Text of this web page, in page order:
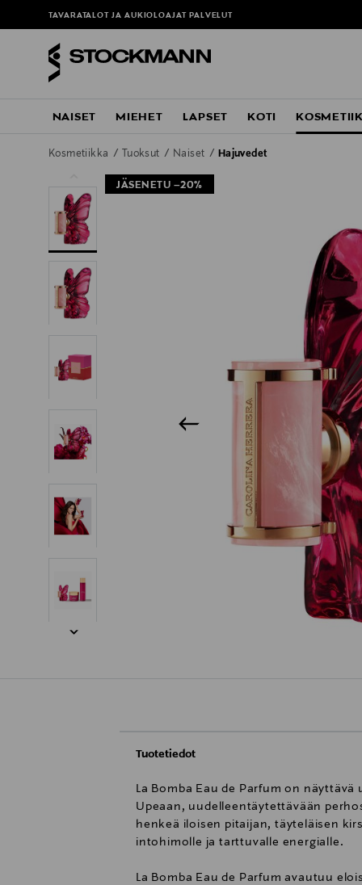
TAVARATALOT JA AUKIOLOAJAT PALVELUT
NAISET MIEHET LAPSET KOTI
Kosmetiikka Tuoksut Naiset Hajuvedet
JÄSENETU –20%
Tuotetiedot
La Bomba Eau de Parfum on
Upeaan, uudelleentäytettävään
henkeä iloisen pitaijan, täyteläisen
intohimolle ja tarttuvalle energialle.
La Bomba Eau de Parfum avautuu